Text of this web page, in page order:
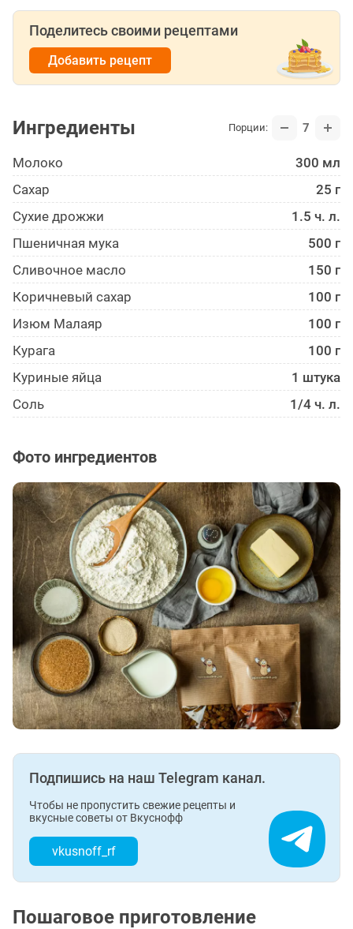
Поделитесь своими рецептами
Добавить рецепт
Ингредиенты Порции: 7
Молоко
300 мл
Сахар
25 г
Сухие дрожжи
1.5 ч. л.
Пшеничная мука
500 г
Сливочное масло
150 г
Коричневый сахар
100 г
Изюм Малаяр
100 г
Курага
100 г
Куриные яйца
1 штука
Соль
1/4 ч. л.
Фото ингредиентов
Подпишись на наш Telegram канал.
Чтобы не пропустить свежие рецепты и
вкусные советы от Вкуснофф
vkusnoff_rf
Пошаговое приготовление